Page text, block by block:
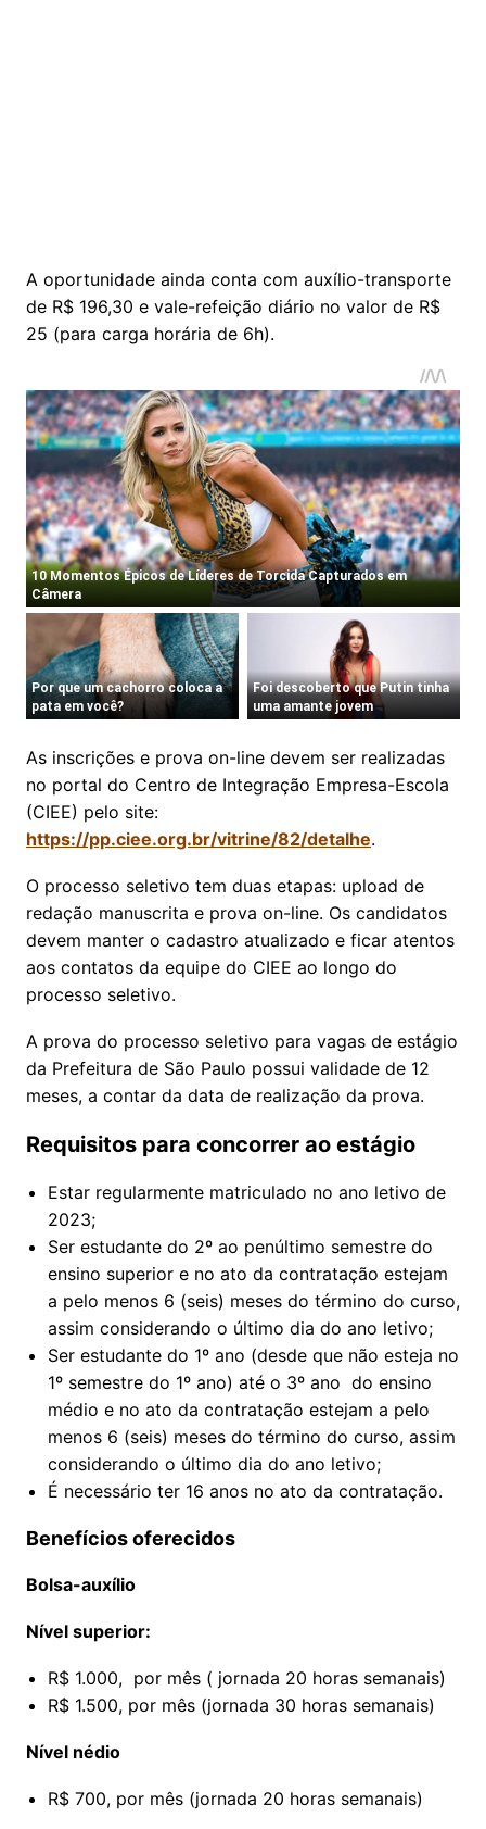
A oportunidade ainda conta com auxílio-transporte
de R$ 196,30 e vale-refeição diário no valor de R$
25 (para carga horária de 6h).
As inscrições e prova on-line devem ser realizadas
no portal do Centro de Integração Empresa-Escola
(CIEE) pelo site:
https://pp.ciee.org.br/vitrine/82/detalhe.
O processo seletivo tem duas etapas: upload de
redação manuscrita e prova on-line. Os candidatos
devem manter o cadastro atualizado e ficar atentos
aos contatos da equipe do CIEE ao longo do
processo seletivo.
A prova do processo seletivo para vagas de estágio
da Prefeitura de São Paulo possui validade de 12
meses, a contar da data de realização da prova.
Requisitos para concorrer ao estágio
Estar regularmente matriculado no ano letivo de
2023;
Ser estudante do 2º ao penúltimo semestre do
ensino superior e no ato da contratação estejam
a pelo menos 6 (seis) meses do término do curso,
assim considerando o último dia do ano letivo;
Ser estudante do 1º ano (desde que não esteja no
1º semestre do 1º ano) até o 3º ano do ensino
médio e no ato da contratação estejam a pelo
menos 6 (seis) meses do término do curso, assim
considerando o último dia do ano letivo;
É necessário ter 16 anos no ato da contratação.
Benefícios oferecidos
Bolsa-auxílio
Nível superior:
R$ 1.000, por mês ( jornada 20 horas semanais)
R$ 1.500, por mês (jornada 30 horas semanais)
Nível nédio
R$ 700, por mês (jornada 20 horas semanais)